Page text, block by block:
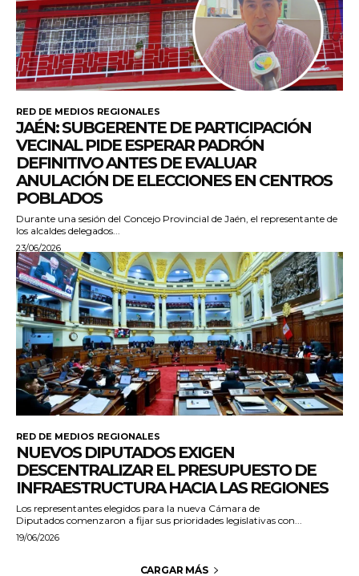
RED DE MEDIOS REGIONALES
JAÉN: SUBGERENTE DE PARTICIPACIÓN
VECINAL PIDE ESPERAR PADRÓN
DEFINITIVO ANTES DE EVALUAR
ANULACIÓN DE ELECCIONES EN CENTROS
POBLADOS
Durante una sesión del Concejo Provincial de Jaén, el representante de
los alcaldes delegados...
23/06/2026
RED DE MEDIOS REGIONALES
NUEVOS DIPUTADOS EXIGEN
DESCENTRALIZAR EL PRESUPUESTO DE
INFRAESTRUCTURA HACIA LAS REGIONES
Los representantes elegidos para la nueva Cámara de
Diputados comenzaron a fijar sus prioridades legislativas con...
19/06/2026
CARGAR MÁS